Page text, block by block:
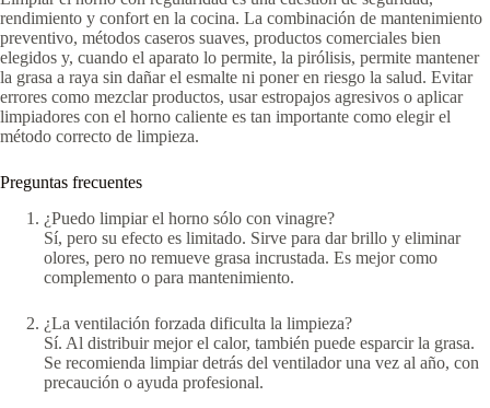
rendimiento y confort en la cocina. La combinación de mantenimiento
preventivo, métodos caseros suaves, productos comerciales bien
elegidos y, cuando el aparato lo permite, la pirólisis, permite mantener
la grasa a raya sin dañar el esmalte ni poner en riesgo la salud. Evitar
errores como mezclar productos, usar estropajos agresivos o aplicar
limpiadores con el horno caliente es tan importante como elegir el
método correcto de limpieza.
Preguntas frecuentes
¿Puedo limpiar el horno sólo con vinagre?
Sí, pero su efecto es limitado. Sirve para dar brillo y eliminar
olores, pero no remueve grasa incrustada. Es mejor como
complemento o para mantenimiento.
¿La ventilación forzada dificulta la limpieza?
Sí. Al distribuir mejor el calor, también puede esparcir la grasa.
Se recomienda limpiar detrás del ventilador una vez al año, con
precaución o ayuda profesional.